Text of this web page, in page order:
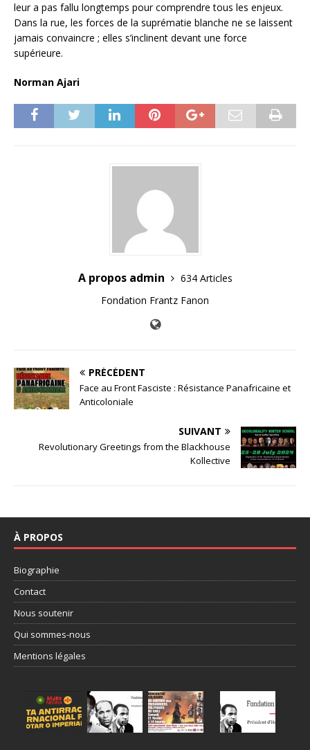
leur a pas fallu longtemps pour comprendre tous les enjeux.
Dans la rue, les forces de la suprématie blanche ne se laissent
jamais convaincre ; elles s’inclinent devant une force
supérieure.
Norman Ajari
A propos admin
634 Articles
Fondation Frantz Fanon
PRÉCÉDENT
Face au Front Fasciste : Résistance Panafricaine et
Anticoloniale
SUIVANT
Revolutionary Greetings from the Blackhouse
Kollective
À PROPOS
Biographie
Contact
Nous soutenir
Qui sommes-nous
Mentions légales